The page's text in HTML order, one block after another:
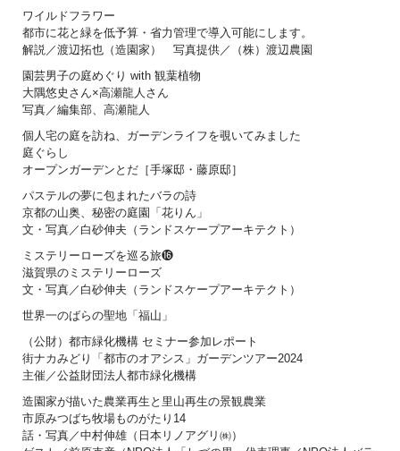
ワイルドフラワー
都市に花と緑を低予算・省力管理で導入可能にします。
解説／渡辺拓也（造園家） 写真提供／（株）渡辺農園
園芸男子の庭めぐり with 観葉植物
大隅悠史さん×高瀬龍人さん
写真／編集部、高瀬龍人
個人宅の庭を訪ね、ガーデンライフを覗いてみました
庭ぐらし
オープンガーデンとだ［手塚邸・藤原邸］
パステルの夢に包まれたバラの詩
京都の山奥、秘密の庭園「花りん」
文・写真／白砂伸夫（ランドスケープアーキテクト）
ミステリーローズを巡る旅⓰
滋賀県のミステリーローズ
文・写真／白砂伸夫（ランドスケープアーキテクト）
世界一のばらの聖地「福山」
（公財）都市緑化機構 セミナー参加レポート
街ナカみどり「都市のオアシス」ガーデンツアー2024
主催／公益財団法人都市緑化機構
造園家が描いた農業再生と里山再生の景観農業
市原みつばち牧場ものがたり14
話・写真／中村伸雄（日本リノアグリ㈱）